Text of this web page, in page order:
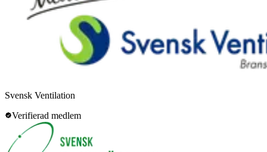
Svensk Ventilation
Verifierad medlem